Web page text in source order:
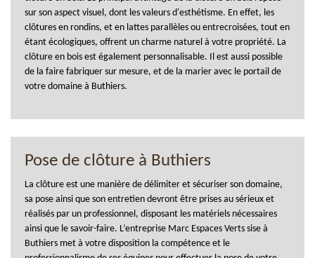
sur son aspect visuel, dont les valeurs d'esthétisme. En effet, les
clôtures en rondins, et en lattes parallèles ou entrecroisées, tout en
étant écologiques, offrent un charme naturel à votre propriété. La
clôture en bois est également personnalisable. Il est aussi possible
de la faire fabriquer sur mesure, et de la marier avec le portail de
votre domaine à Buthiers.
Pose de clôture à Buthiers
La clôture est une manière de délimiter et sécuriser son domaine,
sa pose ainsi que son entretien devront être prises au sérieux et
réalisés par un professionnel, disposant les matériels nécessaires
ainsi que le savoir-faire. L’entreprise Marc Espaces Verts sise à
Buthiers met à votre disposition la compétence et le